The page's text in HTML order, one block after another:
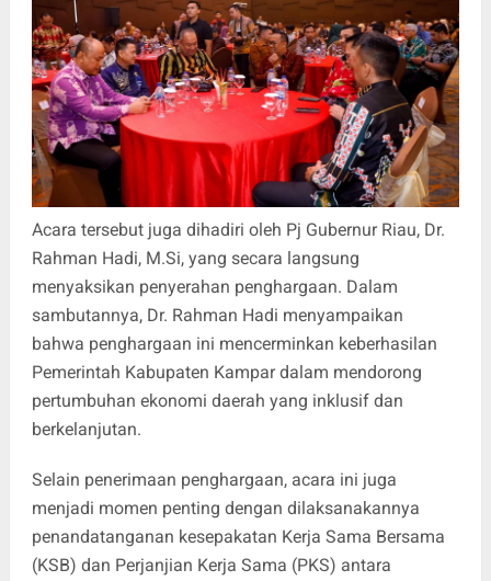
Acara tersebut juga dihadiri oleh Pj Gubernur Riau, Dr.
Rahman Hadi, M.Si, yang secara langsung
menyaksikan penyerahan penghargaan. Dalam
sambutannya, Dr. Rahman Hadi menyampaikan
bahwa penghargaan ini mencerminkan keberhasilan
Pemerintah Kabupaten Kampar dalam mendorong
pertumbuhan ekonomi daerah yang inklusif dan
berkelanjutan.
Selain penerimaan penghargaan, acara ini juga
menjadi momen penting dengan dilaksanakannya
penandatanganan kesepakatan Kerja Sama Bersama
(KSB) dan Perjanjian Kerja Sama (PKS) antara